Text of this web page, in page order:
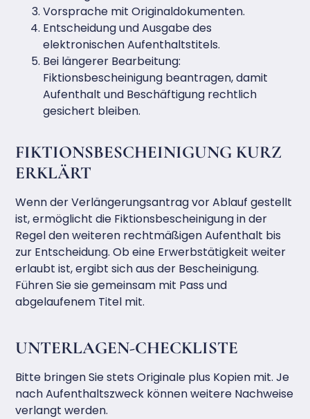
Vorsprache mit Originaldokumenten.
Entscheidung und Ausgabe des
elektronischen Aufenthaltstitels.
Bei längerer Bearbeitung:
Fiktionsbescheinigung beantragen, damit
Aufenthalt und Beschäftigung rechtlich
gesichert bleiben.
FIKTIONSBESCHEINIGUNG KURZ
ERKLÄRT
Wenn der Verlängerungsantrag vor Ablauf gestellt
ist, ermöglicht die Fiktionsbescheinigung in der
Regel den weiteren rechtmäßigen Aufenthalt bis
zur Entscheidung. Ob eine Erwerbstätigkeit weiter
erlaubt ist, ergibt sich aus der Bescheinigung.
Führen Sie sie gemeinsam mit Pass und
abgelaufenem Titel mit.
UNTERLAGEN-CHECKLISTE
Bitte bringen Sie stets Originale plus Kopien mit. Je
nach Aufenthaltszweck können weitere Nachweise
verlangt werden.